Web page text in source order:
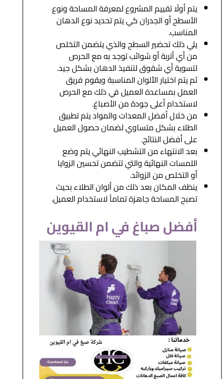
يتم أولًا تقييم المشروع لمعرفة المساحة ونوع
الأسطح أو الجدران كي يتم تحديد نوع الدهان
المناسب.
يلي ذلك تحضير السطح والذي يتضمن التخلص
من أي أتربة أو شوائب توجد به مع الحرص
لتسوية أي شقوق لتنفيذ الدهان بشكل جيد.
ثم يتم اختيار الألوان المناسبة ويقوم فريق
العمل بمساعدة العميل في ذلك مع الحرص
لاستخدام أعلى جودة من الأصباغ.
من خلال أفضل المعدات والمواد يتم تطبيق
الطلاء بشكل متساوي لضمان حصول العميل
على أفضل النتائج.
بعد الانتهاء من التشطيب النهائي يتم وضع
اللمسات النهائية والتي تتضمن تحسين الزوايا
أو التخلص من الزوائد.
ينظف المكان بعد ذلك من ألوان الطلاء بحيث
تصبح المساحة جاهزة تماماً لاستخدام العميل.
أفضل صباغ في ام القيوين